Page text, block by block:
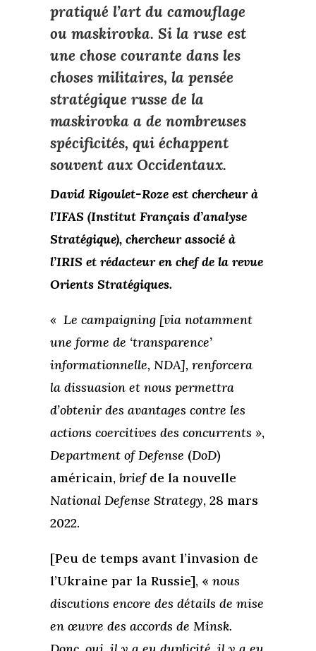
pratiqué l’art du camouflage
ou maskirovka. Si la ruse est
une chose courante dans les
choses militaires, la pensée
stratégique russe de la
maskirovkaa de nombreuses
spécificités, qui échappent
souvent aux Occidentaux.
David Rigoulet-Roze est chercheur à
l’IFAS (Institut Français d’analyse
Stratégique), chercheur associé à
l’IRIS et rédacteur en chef de la revue
Orients Stratégiques.
« Le campaigning [via notamment
une forme de ‘transparence’
informationnelle, NDA], renforcera
la dissuasion et nous permettra
d’obtenir des avantages contre les
actions coercitives des concurrents »,
Department of Defense (DoD)
américain, briefde la nouvelle
National Defense Strategy, 28 mars
2022.
[Peu de temps avant l’invasion de
l’Ukraine par la Russie], « nous
discutions encore des détails de mise
en œuvre des accords de Minsk.